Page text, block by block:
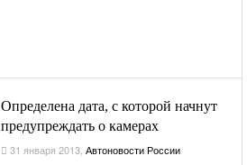
Определена дата, с которой начнут
предупреждать о камерах
31 января 2013 ,Автоновости России